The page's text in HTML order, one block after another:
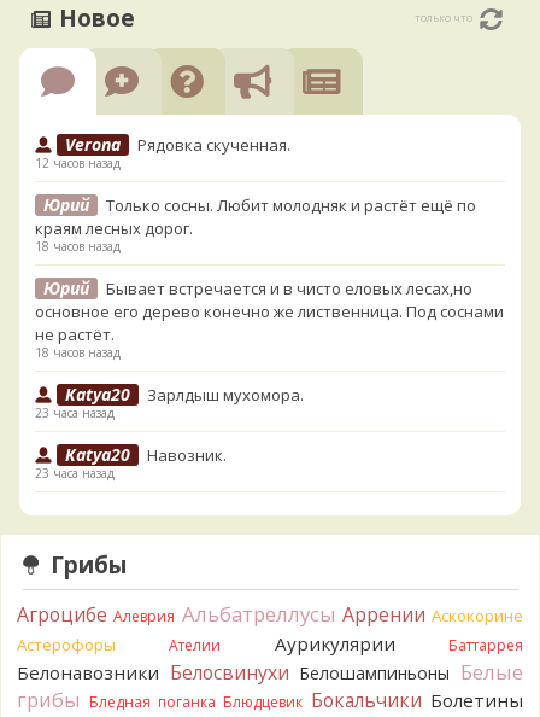
Новое только что
Verona Рядовка скученная.
12 часов назад
Юрий
Только сосны. Любит молодняк и растёт ещё по
краям лесных дорог.
18 часов назад
Юрий
Бывает встречается и в чисто еловых лесах,но
основное его дерево конечно же лиственница. Под соснами
не растёт.
18 часов назад
Katya20 Зарлдыш мухомора.
23 часа назад
Katya20 Навозник.
23 часа назад
Verona Скорее всего он.
2 дня назад
Verona
2 дня назад
Verona
Рядовка мыльная, судя по пластинкам.
Правильно сделали, что не взяли.
2 дня назад
Грибы
Агроцибе Алеврия Альбатреллусы Аррении Аскокорине
Астерофоры
Ателии Аурикулярии Баттаррея
Белонавозники Белосвинухи Белошампиньоны Белые
грибы Бледная поганка Блюдцевик Бокальчики Болетины